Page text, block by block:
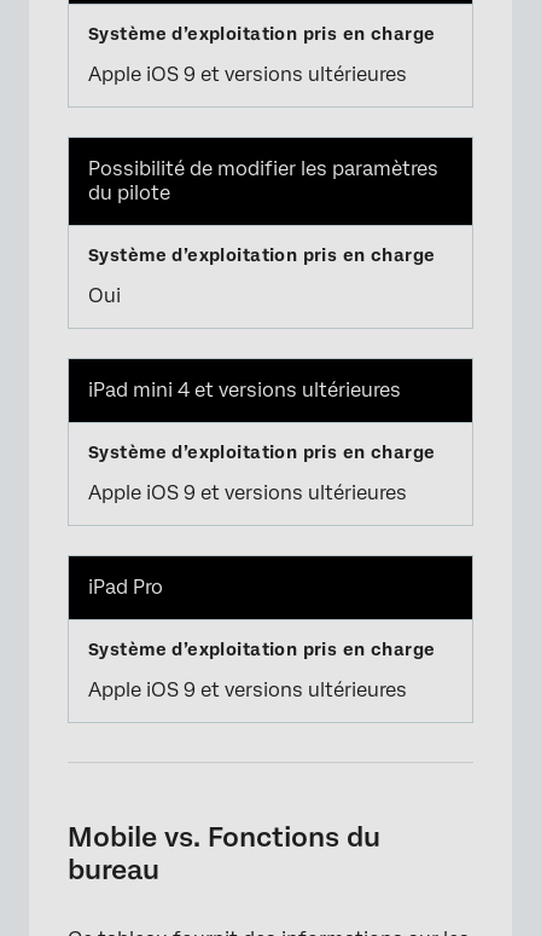
Apple iOS 9 et versions ultérieures
Possibilité de modifier les paramètres
du pilote
Oui
iPad mini 4 et versions ultérieures
Apple iOS 9 et versions ultérieures
iPad Pro
Apple iOS 9 et versions ultérieures
Mobile vs. Fonctions du
bureau